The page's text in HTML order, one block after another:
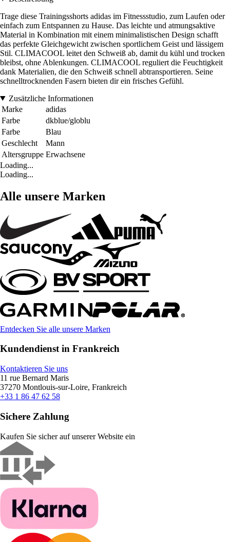
Trage diese Trainingsshorts adidas im Fitnessstudio, zum Laufen oder
einfach zum Entspannen zu Hause. Das leichte und atmungsaktive
Material in Kombination mit einem minimalistischen Design schafft
das perfekte Gleichgewicht zwischen sportlichem Geist und lässigem
Stil. CLIMACOOL leitet den Schweiß ab, damit du kühl und trocken
bleibst, ohne Ablenkungen. CLIMACOOL reguliert die Feuchtigkeit
dank Materialien, die den Schweiß schnell abtransportieren. Seine
schnelltrocknenden Fasern bieten dir ein frisches Gefühl.
Zusätzliche Informationen
Marke
adidas
Farbe
dkblue/globlu
Farbe
Blau
Geschlecht
Mann
Altersgruppe Erwachsene
Loading...
Loading...
Alle unsere Marken
Entdecken Sie alle unsere Marken
Kundendienst in Frankreich
Kontaktieren Sie uns
11 rue Bernard Maris
37270 Montlouis-sur-Loire, Frankreich
+33 1 86 47 62 58
Sichere Zahlung
Kaufen Sie sicher auf unserer Website ein